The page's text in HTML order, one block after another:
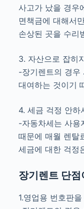
사고가 났을 경우
면책금에 대해서
손상된 곳을 수리
3. 자산으로 잡히
-장기렌트의 경우
대여하는 것이기
4. 세금 걱정 안하
-자동차세는 사용
때문에 매월 렌탈
세금에 대한 걱정
장기렌트 단점
1.영업용 번호판